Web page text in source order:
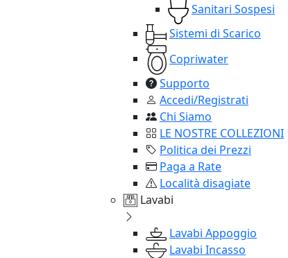
Sanitari Sospesi
Sistemi di Scarico
Copriwater
Supporto
Accedi/Registrati
Chi Siamo
LE NOSTRE COLLEZIONI
Politica dei Prezzi
Paga a Rate
Località disagiate
Lavabi
Lavabi Appoggio
Lavabi Incasso